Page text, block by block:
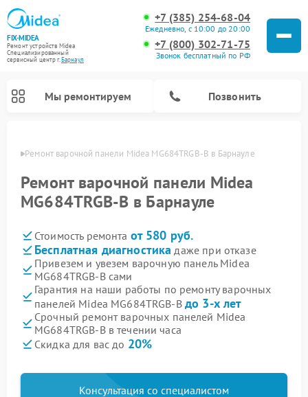
FIX-MIDEA
Ремонт устройств Midea
Специализированный
cервисный центр г.Барнаул
+7 (385) 254-68-04
Ежедневно, с 10:00 до 20:00
+7 (800) 302-71-75
Звонок бесплатный по РФ
Мы ремонтируем Позвонить
Ремонт варочной панели Midea MG684TRGB-B в Барнауле
Ремонт варочной панели Midea
MG684TRGB-B в Барнауле
Стоимость ремонта от 580 руб.
Бесплатная диагностика даже при отказе
Привезем и увезем варочную панель Midea
MG684TRGB-B сами
Гарантия на наши работы по ремонту варочных
панелей Midea MG684TRGB-B до 3-х лет
Срочный ремонт варочных панелей Midea
MG684TRGB-B в течении часа
Скидка для вас до 20%
Консультация со специалистом